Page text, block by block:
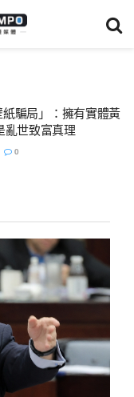
紙騙局」：擁有實體黃
亂世致富真理
0